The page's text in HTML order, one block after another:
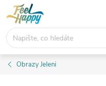
Přejít
na
obsah
Obrazy Jeleni